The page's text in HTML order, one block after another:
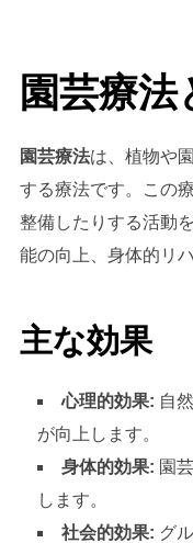
園芸療法
園芸療法は、植物や
する療法です。この
整備したりする活動
能の向上、身体的リ
主な効果
心理的効果: 自
が向上します。
身体的効果: 園
します。
社会的効果: グ